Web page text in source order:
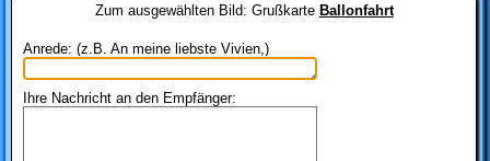
Zum ausgewählten Bild: Grußkarte Ballonfahrt
Anrede: (z.B. An meine liebste Vivien,)
Ihre Nachricht an den Empfänger: